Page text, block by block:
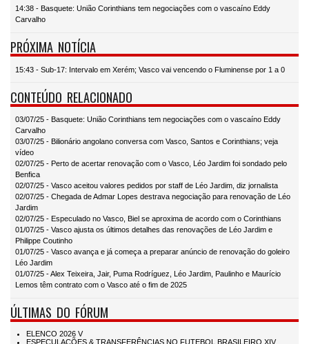
14:38 - Basquete: União Corinthians tem negociações com o vascaíno Eddy
Carvalho
PRÓXIMA NOTÍCIA
15:43 - Sub-17: Intervalo em Xerém; Vasco vai vencendo o Fluminense por 1 a 0
CONTEÚDO RELACIONADO
03/07/25 - Basquete: União Corinthians tem negociações com o vascaíno Eddy
Carvalho
03/07/25 - Bilionário angolano conversa com Vasco, Santos e Corinthians; veja
vídeo
02/07/25 - Perto de acertar renovação com o Vasco, Léo Jardim foi sondado pelo
Benfica
02/07/25 - Vasco aceitou valores pedidos por staff de Léo Jardim, diz jornalista
02/07/25 - Chegada de Admar Lopes destrava negociação para renovação de Léo
Jardim
02/07/25 - Especulado no Vasco, Biel se aproxima de acordo com o Corinthians
01/07/25 - Vasco ajusta os últimos detalhes das renovações de Léo Jardim e
Philippe Coutinho
01/07/25 - Vasco avança e já começa a preparar anúncio de renovação do goleiro
Léo Jardim
01/07/25 - Alex Teixeira, Jair, Puma Rodríguez, Léo Jardim, Paulinho e Maurício
Lemos têm contrato com o Vasco até o fim de 2025
ÚLTIMAS DO FÓRUM